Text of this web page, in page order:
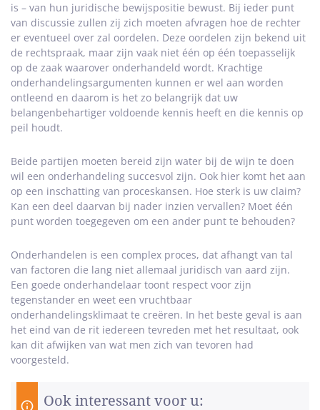
is – van hun juridische bewijspositie bewust. Bij ieder punt
van discussie zullen zij zich moeten afvragen hoe de rechter
er eventueel over zal oordelen. Deze oordelen zijn bekend uit
de rechtspraak, maar zijn vaak niet één op één toepasselijk
op de zaak waarover onderhandeld wordt. Krachtige
onderhandelingsargumenten kunnen er wel aan worden
ontleend en daarom is het zo belangrijk dat uw
belangenbehartiger voldoende kennis heeft en die kennis op
peil houdt.
Beide partijen moeten bereid zijn water bij de wijn te doen
wil een onderhandeling succesvol zijn. Ook hier komt het aan
op een inschatting van proceskansen. Hoe sterk is uw claim?
Kan een deel daarvan bij nader inzien vervallen? Moet één
punt worden toegegeven om een ander punt te behouden?
Onderhandelen is een complex proces, dat afhangt van tal
van factoren die lang niet allemaal juridisch van aard zijn.
Een goede onderhandelaar toont respect voor zijn
tegenstander en weet een vruchtbaar
onderhandelingsklimaat te creëren. In het beste geval is aan
het eind van de rit iedereen tevreden met het resultaat, ook
kan dit afwijken van wat men zich van tevoren had
voorgesteld.
Ook interessant voor u: